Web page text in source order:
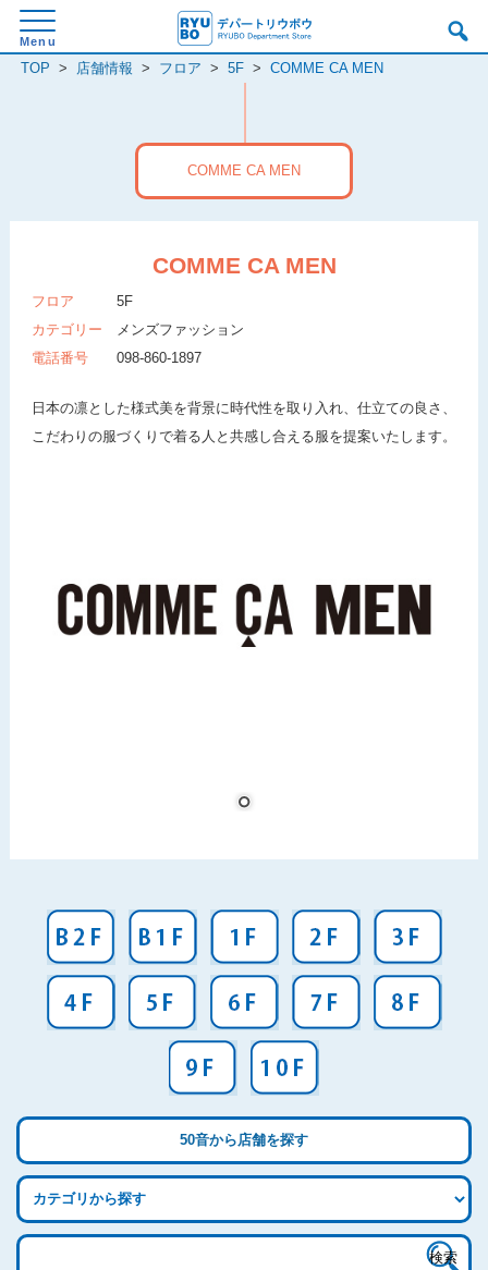
TOP > 店舗情報 > フロア >5F >COMME CA MEN
COMME CA MEN
COMME CA MEN
フロア
5F
カテゴリー
メンズファッション
電話番号
098-860-1897
日本の凛とした様式美を背景に時代性を取り入れ、仕立ての良さ、
こだわりの服づくりで着る人と共感し合える服を提案いたします。
50音から店舗を探す
検